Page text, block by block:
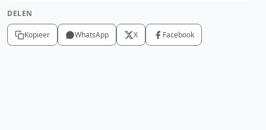
DELEN
Kopieer WhatsApp X Facebook